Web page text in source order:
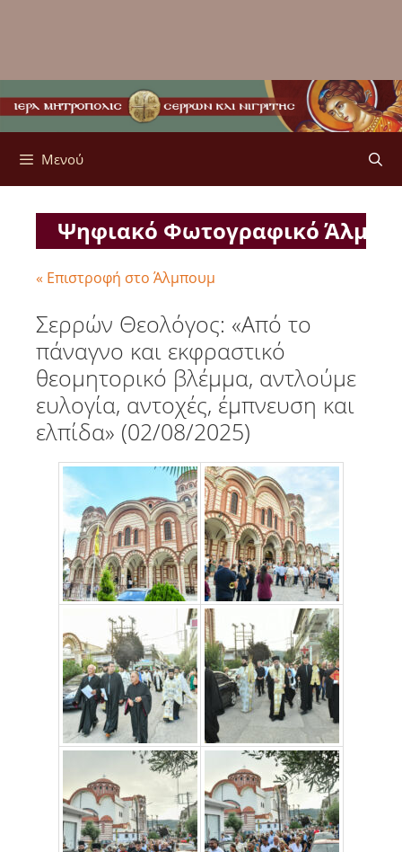
Μενού
Ψηφιακό Φωτογραφικό
« Επιστροφή στο Άλμπουμ
Σερρών Θεολόγος: «Από το
πάναγνο και εκφραστικό
θεομητορικό βλέμμα, αντλούμε
ευλογία, αντοχές, έμπνευση και
ελπίδα» (02/08/2025)